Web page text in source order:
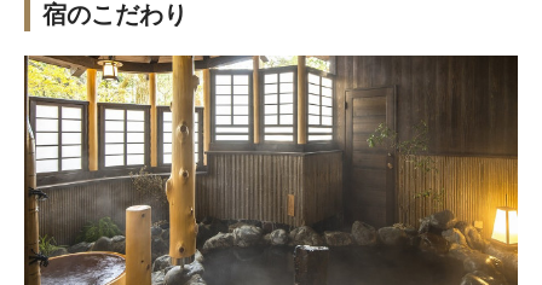
宿のこだわり